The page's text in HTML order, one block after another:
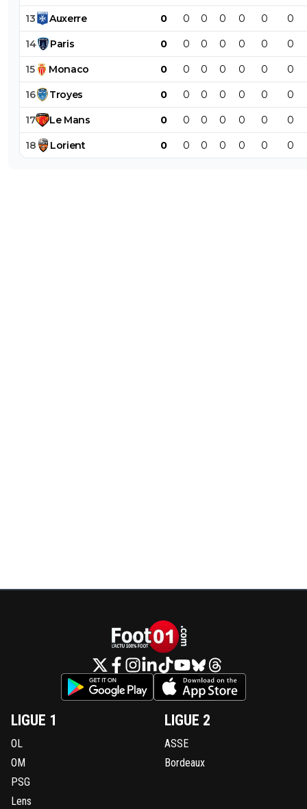
13 Auxerre 0 0 0 0 0 0 0
14 Paris 0 0 0 0 0 0 0
15 Monaco 0 0 0 0 0 0 0
16 Troyes 0 0 0 0 0 0 0
17 Le Mans 0 0 0 0 0 0 0
18 Lorient 0 0 0 0 0 0 0
LIGUE 1
OL
OM
PSG
Lens
LIGUE 2
ASSE
Bordeaux